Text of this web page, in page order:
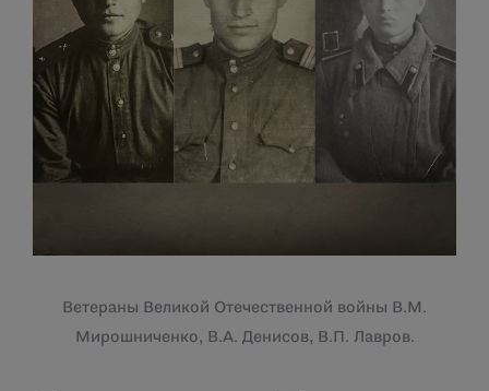
Ветераны Великой Отечественной войны В.М.
Мирошниченко, В.А. Денисов, В.П. Лавров.